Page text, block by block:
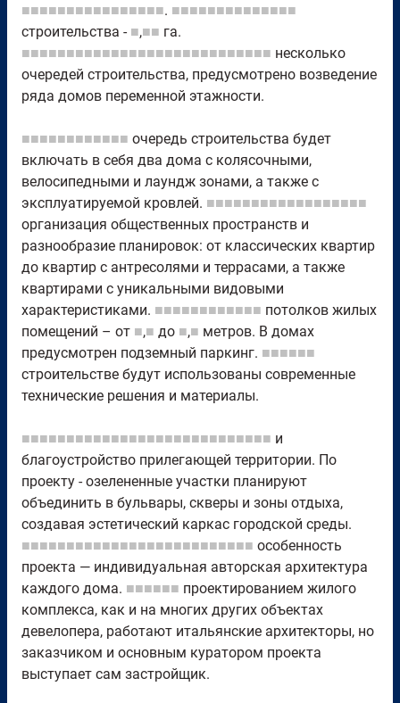
■■■■■■■■■■■■■■■■. ■■■■■■■■■■■■■■
строительства - ■,■■ га.
■■■■■■■■■■■■■■■■■■■■■■■■■■■■ несколько
очередей строительства, предусмотрено возведение
ряда домов переменной этажности.
■■■■■■■■■■■■ очередь строительства будет
включать в себя два дома с колясочными,
велосипедными и лаундж зонами, а также с
эксплуатируемой кровлей. ■■■■■■■■■■■■■■■■■■
организация общественных пространств и
разнообразие планировок: от классических квартир
до квартир с антресолями и террасами, а также
квартирами с уникальными видовыми
характеристиками. ■■■■■■■■■■■■ потолков жилых
помещений – от ■,■ до ■,■ метров. В домах
предусмотрен подземный паркинг. ■■■■■■
строительстве будут использованы современные
технические решения и материалы.
■■■■■■■■■■■■■■■■■■■■■■■■■■■■ и
благоустройство прилегающей территории. По
проекту - озелененные участки планируют
объединить в бульвары, скверы и зоны отдыха,
создавая эстетический каркас городской среды.
■■■■■■■■■■■■■■■■■■■■■■■■■■ особенность
проекта — индивидуальная авторская архитектура
каждого дома. ■■■■■■ проектированием жилого
комплекса, как и на многих других объектах
девелопера, работают итальянские архитекторы, но
заказчиком и основным куратором проекта
выступает сам застройщик.